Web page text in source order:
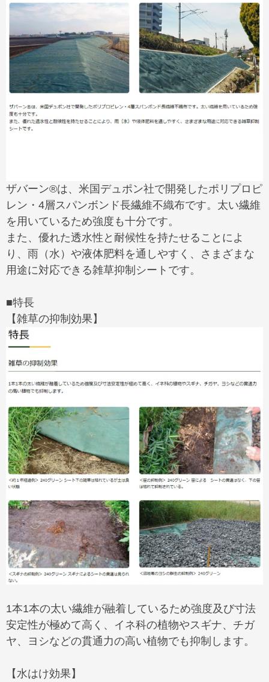
ザバーン®は、米国デュポン社で開発したポリプロピ
レン・4層スパンボンド長繊維不織布です。太い繊維
を用いているため強度も十分です。
また、優れた透水性と耐候性を持たせることによ
り、雨（水）や液体肥料を通しやすく、さまざまな
用途に対応できる雑草抑制シートです。
■特長
【雑草の抑制効果】
1本1本の太い繊維が融着しているため強度及び寸法
安定性が極めて高く、イネ科の植物やスギナ、チガ
ヤ、ヨシなどの貫通力の高い植物でも抑制します。
【水はけ効果】